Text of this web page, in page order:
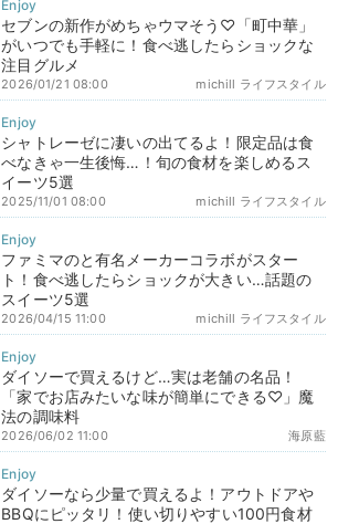
セブンの新作がめちゃウマそう♡「町中華」
がいつでも手軽に！食べ逃したらショックな
注目グルメ
michill ライフスタイル
2026/01/21 08:00
シャトレーゼに凄いの出てるよ！限定品は食
べなきゃ一生後悔…！旬の食材を楽しめるス
イーツ5選
michill ライフスタイル
2025/11/01 08:00
ファミマのと有名メーカーコラボがスター
ト！食べ逃したらショックが大きい…話題の
スイーツ5選
michill ライフスタイル
2026/04/15 11:00
ダイソーで買えるけど…実は老舗の名品！
「家でお店みたいな味が簡単にできる♡」魔
法の調味料
海原藍
2026/06/02 11:00
ダイソーなら少量で買えるよ！アウトドアや
BBQにピッタリ！使い切りやすい100円食材